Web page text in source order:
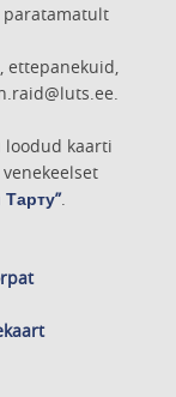
paratamatult
ettepanekuid,
loodud kaarti
.